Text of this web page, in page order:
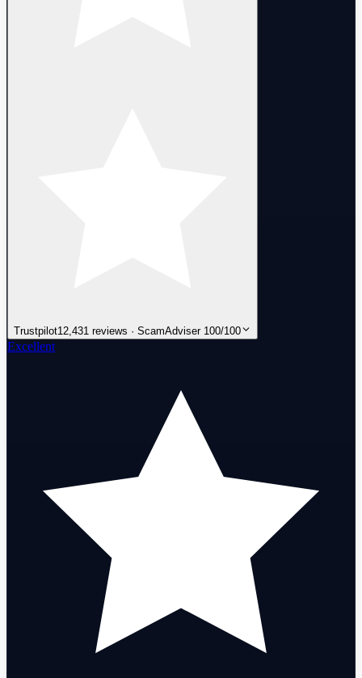
Trustpilot12,431 reviews · ScamAdviser 100/100
Excellent